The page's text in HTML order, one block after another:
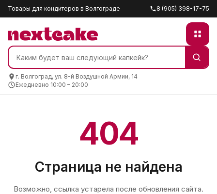
Товары для кондитеров в Волгограде 8 (905) 398-17-75
г. Волгоград, ул. 8-й Воздушной Армии, 14
Ежедневно 10:00 – 20:00
404
Страница не найдена
Возможно, ссылка устарела после обновления сайта.